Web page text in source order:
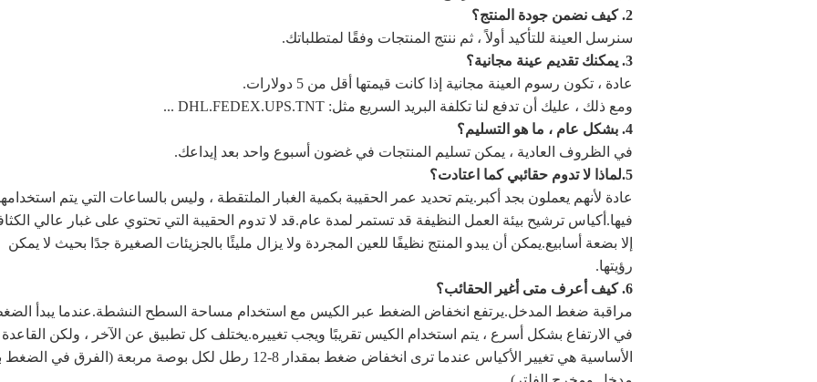
2. كيف نضمن جودة المنتج؟
سنرسل العينة للتأكيد أولاً ، ثم ننتج المنتجات وفقًا لمتطلباتك.
3. يمكنك تقديم عينة مجانية؟
عادة ، تكون رسوم العينة مجانية إذا كانت قيمتها أقل من 5 دولارات.
ومع ذلك ، عليك أن تدفع لنا تكلفة البريد السريع مثل: DHL.FEDEX.UPS.TNT ...
4. بشكل عام ، ما هو التسليم؟
في الظروف العادية ، يمكن تسليم المنتجات في غضون أسبوع واحد بعد إيداعك.
5.لماذا لا تدوم حقائبي كما اعتادت؟
عادة لأنهم يعملون بجد أكبر.يتم تحديد عمر الحقيبة بكمية الغبار الملتقطة ، وليس بالساعات التي يتم
فيها.أكياس ترشيح بيئة العمل النظيفة قد تستمر لمدة عام.قد لا تدوم الحقيبة التي تحتوي على غبار عالي
إلا بضعة أسابيع.يمكن أن يبدو المنتج نظيفًا للعين المجردة ولا يزال مليئًا بالجزيئات الصغيرة جدًا بحيث لا يمكن
رؤيتها.
6. كيف أعرف متى أغير الحقائب؟
مراقبة ضغط المدخل.يرتفع انخفاض الضغط عبر الكيس مع استخدام مساحة السطح النشطة.عندما يبدأ
في الارتفاع بشكل أسرع ، يتم استخدام الكيس تقريبًا ويجب تغييره.يختلف كل تطبيق عن الآخر ، ولكن القاعدة
الأساسية هي تغيير الأكياس عندما ترى انخفاض ضغط بمقدار 8-12 رطل لكل بوصة مربعة (الفرق في